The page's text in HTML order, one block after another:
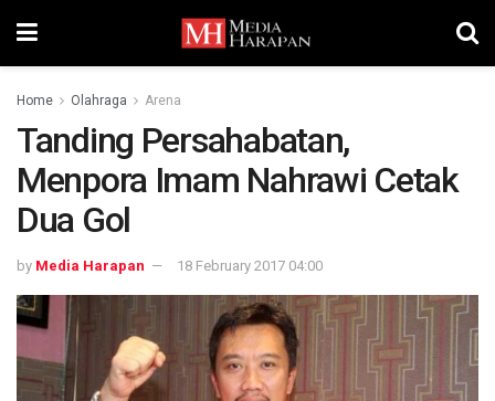
Home Olahraga Arena
Tanding Persahabatan,
Menpora Imam Nahrawi Cetak
Dua Gol
by Media Harapan 18 February 2017 04:00